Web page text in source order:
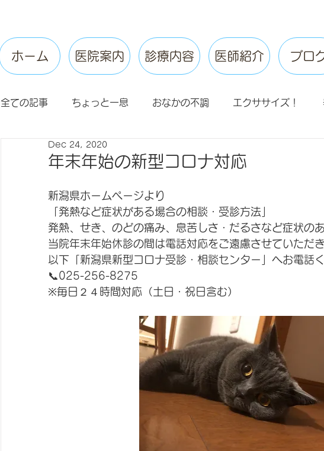
ホーム 医院案内 診療内容 医師紹介 ブロ
全ての記事 ちょっと一息 おなかの不調 エクササイズ！
眠れないあなたへ
年末年始の新型コロナ対応
Dec 24, 2020
新潟県ホームページより
「発熱など症状がある場合の相談・受診方法」
発熱、せき、のどの痛み、息苦しさ・だるさなど症状の
当院年末年始休診の間は電話対応をご遠慮させていただき
以下「新潟県新型コロナ受診・相談センター」へお電話く
📞025-256-8275
※毎日２４時間対応（土日・祝日含む）